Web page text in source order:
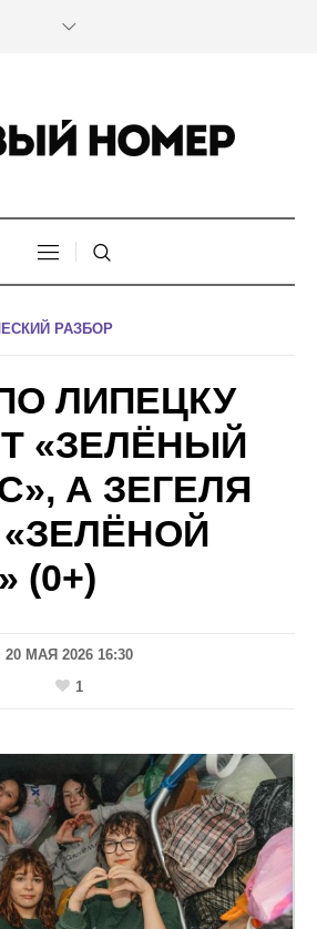
РАЗБОР
ЛИПЕЦКУ
«ЗЕЛЁНЫЙ
А ЗЕГЕЛЯ
(0+)
20 МАЯ 2026 16:30
1